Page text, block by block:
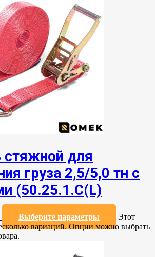
стяжной для
груза 2,5/5,0 тн с
(50.25.1.С(L)
Выберите параметры
Этот
вариаций. Опции можно выбрать